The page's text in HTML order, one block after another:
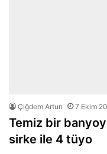
Çiğdem Artun 7 Ekim
Temiz bir
sirke ile 4 tüyo